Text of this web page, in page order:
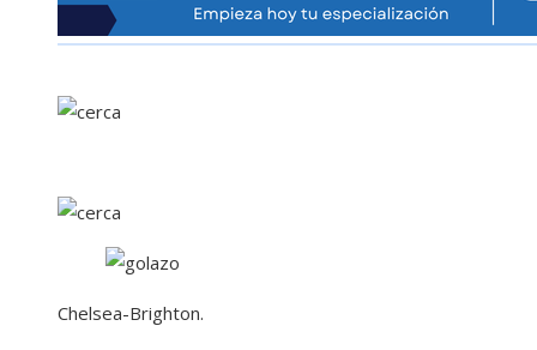
Chelsea-Brighton.